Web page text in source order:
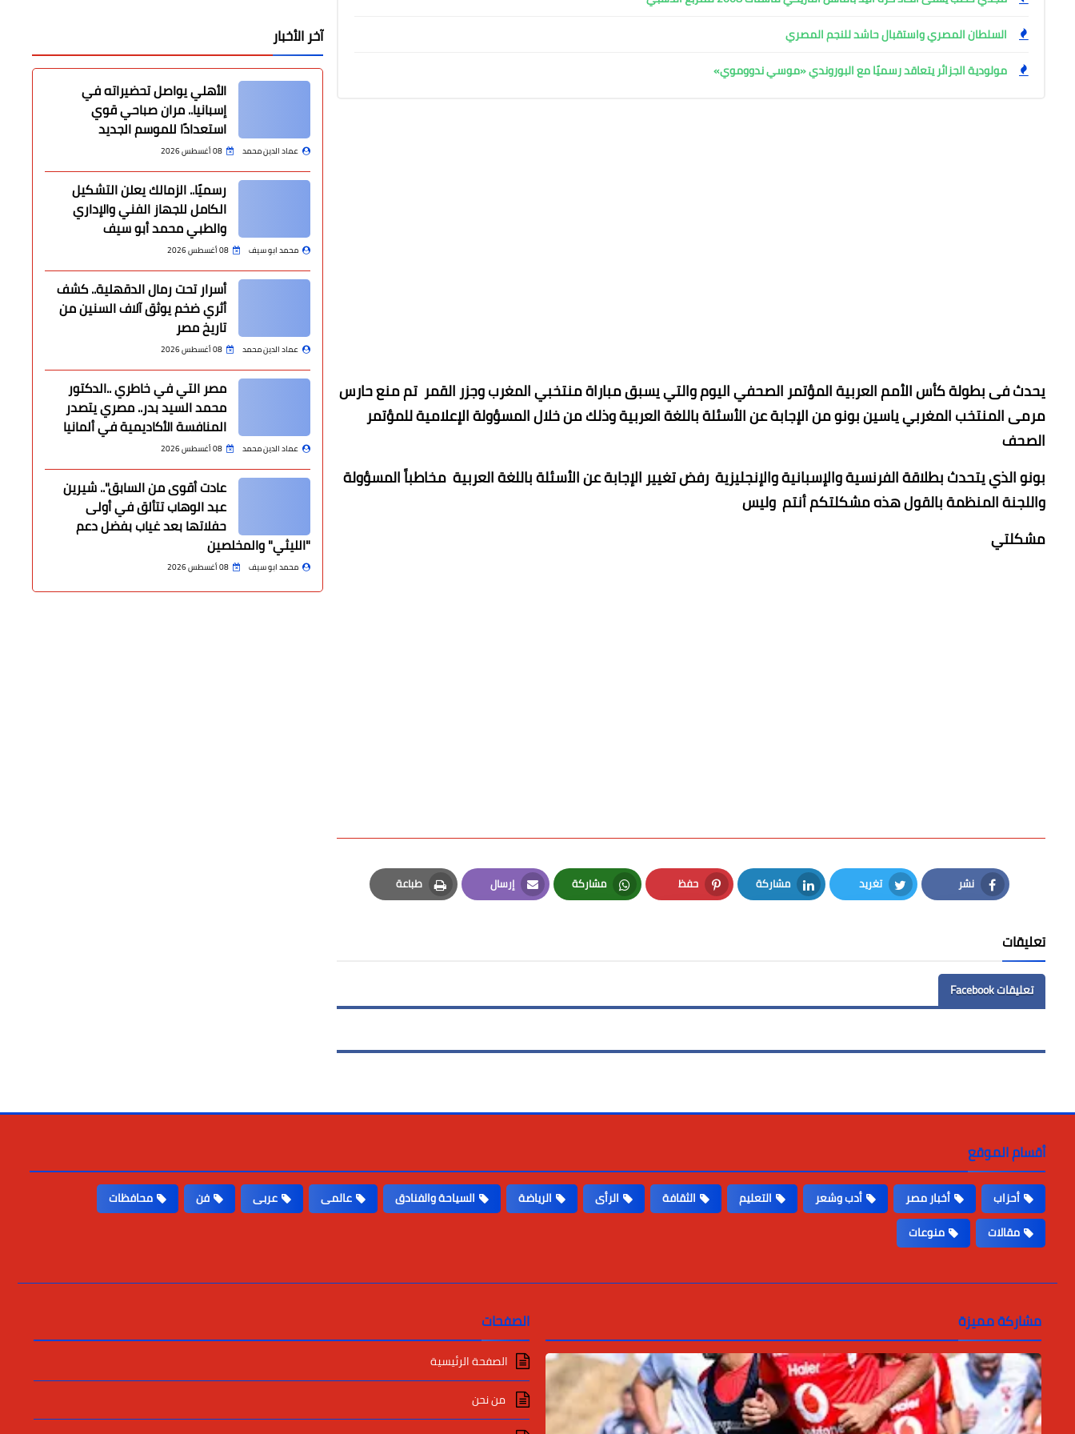
السلطان المصري واستقبال حاشد للنجم المصري
مولودية الجزائر يتعاقد رسميًا مع البوروندي «موسي ندووموي»
يحدث فى بطولة كأس الأمم العربية المؤتمر الصحفي اليوم والتي يسبق مباراة منتخبي المغرب وجزر القمر تم منع حارس
مرمى المنتخب المغربي ياسين بونو من الإجابة عن الأسئلة باللغة العربية وذلك من خلال المسؤولة الإعلامية للمؤتمر
الصحف
بونو الذي يتحدث بطلاقة الفرنسية والإسبانية والإنجليزية رفض تغيير الإجابة عن الأسئلة باللغة العربية مخاطباً المسؤولة
واللجنة المنظمة بالقول هذه مشكلتكم أنتم وليس
مشكلتي
نشر
Facebook
تغريد
Twitter
مشاركة
LinkedIn
حفظ
Pinterest
مشاركة
Whatsapp
إرسال
Email
طباعة
Print
تعليقات
تعليقات Facebook
آخر الأخبار
الأهلي يواصل تحضيراته في
إسبانيا.. مران صباحي قوي
استعدادًا للموسم الجديد
عماد الدين محمد 08 أغسطس 2026
رسميًا.. الزمالك يعلن التشكيل
الكامل للجهاز الفني والإداري
والطبي محمد أبو سيف
محمد ابو سيف 08 أغسطس 2026
أسرار تحت رمال الدقهلية.. كشف
أثري ضخم يوثق آلاف السنين من
تاريخ مصر
عماد الدين محمد 08 أغسطس 2026
مصر التي في خاطري ..الدكتور
محمد السيد بدر.. مصري يتصدر
المنافسة الأكاديمية في ألمانيا
عماد الدين محمد 08 أغسطس 2026
عادت أقوى من السابق".. شيرين
عبد الوهاب تتألق في أولى
حفلاتها بعد غياب بفضل دعم
"الليثي" والمخلصين
محمد ابو سيف 08 أغسطس 2026
أقسام الموقع
أحزاب أخبار مصر أدب وشعر التعليم الثقافة الرأى الرياضة السياحة والفنادق عالمى عربى فن
محافظات
مقالات
منوعات
مشاركة مميزة الصفحات
الصفحة الرئيسية
من نحن